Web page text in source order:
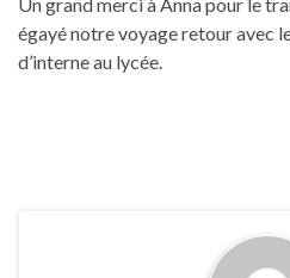
égayé notre voyage retour avec
d’interne au lycée.